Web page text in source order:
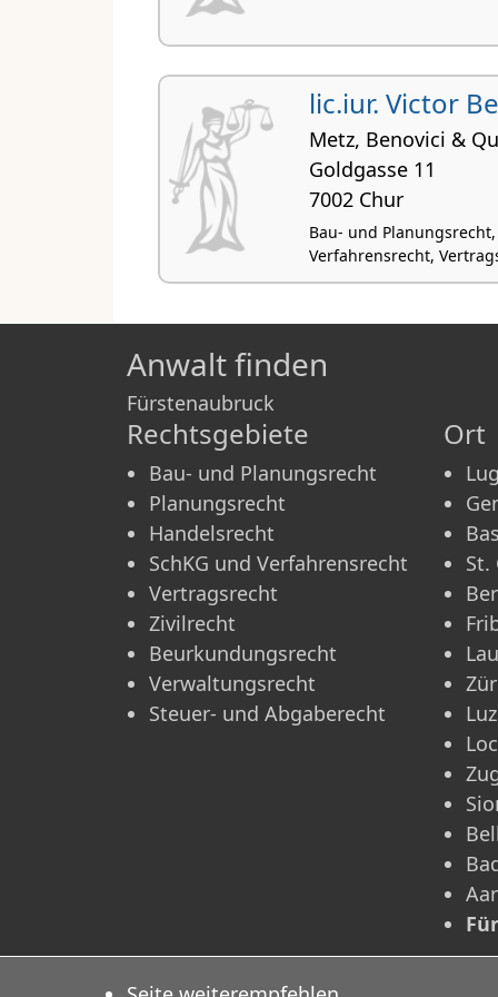
lic.iur. Victor
Metz, Benovici &
Goldgasse 11
7002 Chur
Bau- und
Verfahrensrecht,
Anwalt finden
Fürstenaubruck
Rechtsgebiete
Bau- und Planungsrecht
Planungsrecht
Handelsrecht
SchKG und Verfahrensrecht
Vertragsrecht
Zivilrecht
Beurkundungsrecht
Verwaltungsrecht
Steuer- und Abgaberecht
Ort
St.